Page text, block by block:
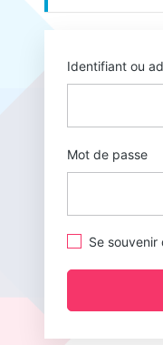
Identifiant ou
Mot de passe
Se souvenir